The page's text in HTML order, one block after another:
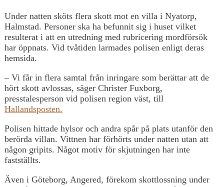
Under natten sköts flera skott mot en villa i Nyatorp,
Halmstad. Personer ska ha befunnit sig i huset vilket
resulterat i att en utredning med rubricering mordförsök
har öppnats. Vid tvåtiden larmades polisen enligt deras
hemsida.
– Vi får in flera samtal från inringare som berättar att de
hört skott avlossas, säger Christer Fuxborg,
presstalesperson vid polisen region väst, till
Hallandsposten.
Polisen hittade hylsor och andra spår på plats utanför den
berörda villan. Vittnen har förhörts under natten utan att
någon gripits. Något motiv för skjutningen har inte
fastställts.
Även i Göteborg, Angered, förekom skottlossning under